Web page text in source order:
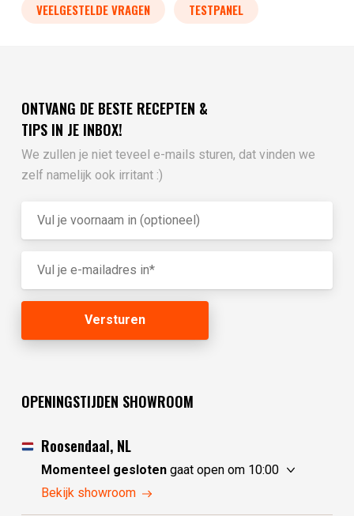
VEELGESTELDE VRAGEN TESTPANEL
ONTVANG DE BESTE RECEPTEN &
TIPS IN JE INBOX!
We zullen je niet teveel e-mails sturen, dat vinden we
zelf namelijk ook irritant :)
OPENINGSTIJDEN SHOWROOM
Roosendaal, NL
Momenteel geslotengaat open om 10:00
zaterdag
Bekijk showroom